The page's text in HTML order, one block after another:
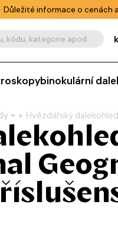
Důležité informace o cenách
kódu, kategorie apod.
binokulární
Hvězdářský